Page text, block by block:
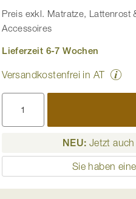
Preis exkl. Matratze, Lattenrost
Accessoires
Lieferzeit 6-7 Wochen
Versandkostenfrei in AT
NEU: Jetzt
Sie haben